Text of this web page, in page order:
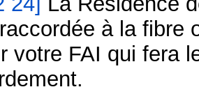
à la fibre
votre FAI qui fera